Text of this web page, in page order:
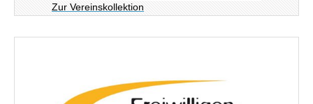
Zur Vereinskollektion